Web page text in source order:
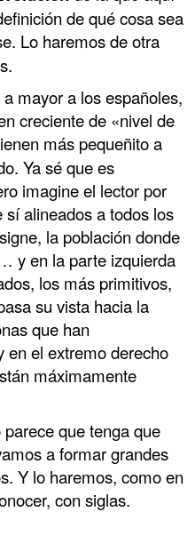
de qué cosa sea
Lo haremos de otra
a los españoles,
creciente de «nivel de
más pequeñito a
Ya sé que es
imagine el lector por
alineados a todos los
la población donde
y en la parte izquierda
los más primitivos,
su vista hacia la
que han
el extremo derecho
máximamente
que tenga que
a formar grandes
Y lo haremos, como en
con siglas.